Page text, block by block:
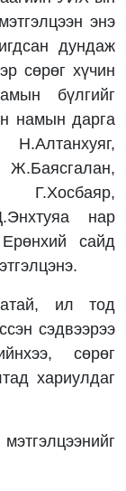
энэ
дундаж
сөрөг хүчин
бүлгийг
намын дарга
Г.Хосбаяр,
нар
сайд
ил тод
сэдвээрээ
сөрөг
хариулдаг